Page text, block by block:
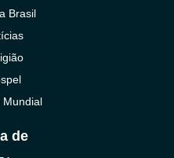
Brasil
Mundial
de